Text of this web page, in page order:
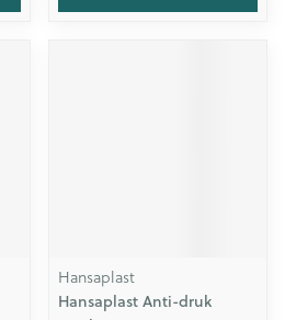
Hansaplast
Hansaplast Anti-druk